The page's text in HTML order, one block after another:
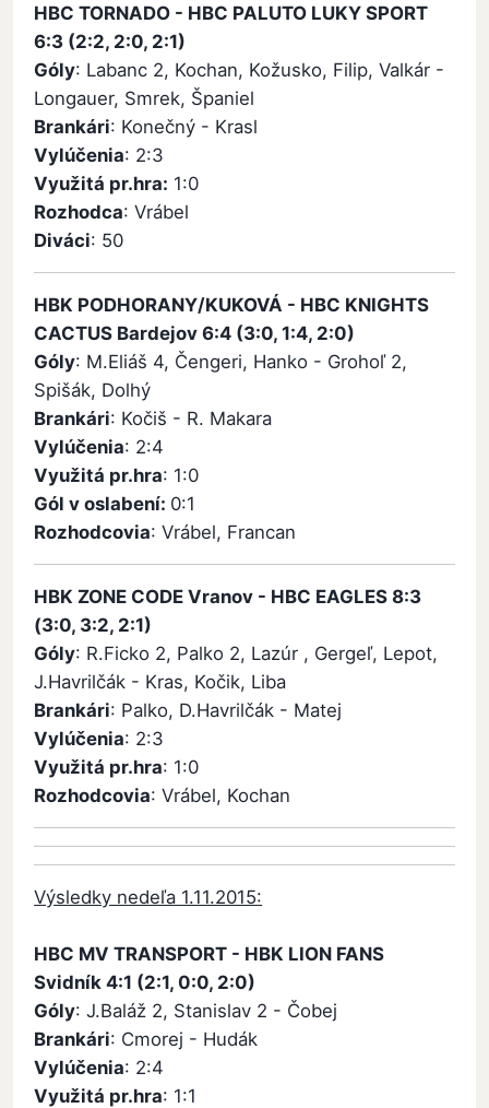
HBC TORNADO - HBC PALUTO LUKY SPORT
6:3 (2:2, 2:0, 2:1)
Góly: Labanc 2, Kochan, Kožusko, Filip, Valkár -
Longauer, Smrek, Španiel
Brankári: Konečný - Krasl
Vylúčenia: 2:3
Využitá pr.hra: 1:0
Rozhodca: Vrábel
Diváci: 50
HBK PODHORANY/KUKOVÁ - HBC KNIGHTS
CACTUS Bardejov 6:4 (3:0, 1:4, 2:0)
Góly: M.Eliáš 4, Čengeri, Hanko - Grohoľ 2,
Spišák, Dolhý
Brankári: Kočiš - R. Makara
Vylúčenia: 2:4
Využitá pr.hra: 1:0
Gól v oslabení: 0:1
Rozhodcovia: Vrábel, Francan
HBK ZONE CODE Vranov - HBC EAGLES 8:3
(3:0, 3:2, 2:1)
Góly: R.Ficko 2, Palko 2, Lazúr , Gergeľ, Lepot,
J.Havrilčák - Kras, Kočik, Liba
Brankári: Palko, D.Havrilčák - Matej
Vylúčenia: 2:3
Využitá pr.hra: 1:0
Rozhodcovia: Vrábel, Kochan
Výsledky nedeľa 1.11.2015:
HBC MV TRANSPORT - HBK LION FANS
Svidník 4:1 (2:1, 0:0, 2:0)
Góly: J.Baláž 2, Stanislav 2 - Čobej
Brankári: Cmorej - Hudák
Vylúčenia: 2:4
Využitá pr.hra: 1:1